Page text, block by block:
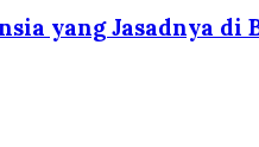
yang Jasadnya di